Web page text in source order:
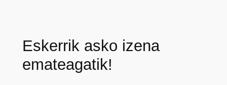
Eskerrik asko izena
emateagatik!